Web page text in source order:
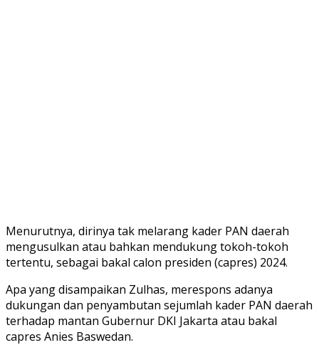
Menurutnya, dirinya tak melarang kader PAN daerah
mengusulkan atau bahkan mendukung tokoh-tokoh
tertentu, sebagai bakal calon presiden (capres) 2024.
Apa yang disampaikan Zulhas, merespons adanya
dukungan dan penyambutan sejumlah kader PAN daerah
terhadap mantan Gubernur DKI Jakarta atau bakal
capres Anies Baswedan.